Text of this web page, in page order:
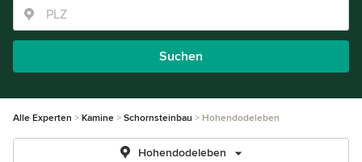
Suchen
Alle Experten Kamine Schornsteinbau Hohendodeleben
Hohendodeleben